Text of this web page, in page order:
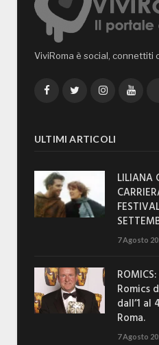
ViviRoma è social, connettiti
FacebookTwitterInstagram
ULTIMI ARTICOLI
LILIANA
7 Agosto
Romics
dall’1
Roma.
7 Agosto